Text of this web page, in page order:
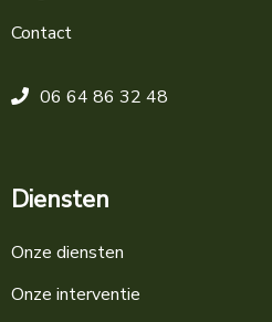
Contact
06 64 86 32 48
Diensten
Onze diensten
Onze interventie